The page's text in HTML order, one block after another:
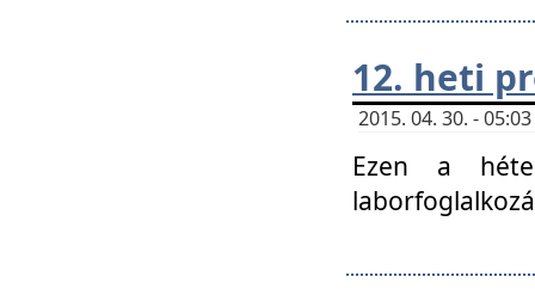
12. heti
2015. 04. 30. -
Ezen a